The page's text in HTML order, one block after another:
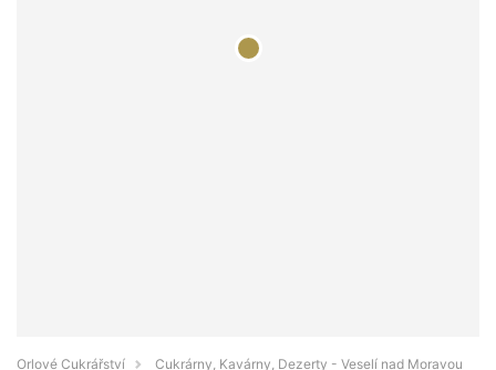
Orlové Cukrářství
Cukrárny, Kavárny, Dezerty - Veselí nad Moravou